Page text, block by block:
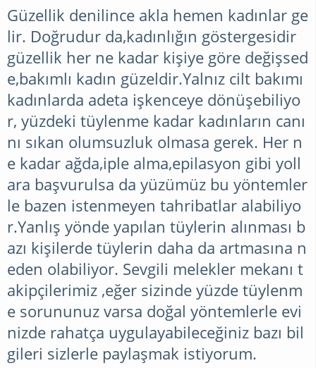
SAĞLIK
BEBEK
VE
ÇOCUK
BILGILER
GENEL
ALIŞVERIŞ
İSLAMI
BILGILER
Güzellik denilince akla hemen kadınlar ge
lir. Doğrudur da,kadınlığın göstergesidir
güzellik her ne kadar kişiye göre değişsed
e,bakımlı kadın güzeldir.Yalnız cilt bakımı
kadınlarda adeta işkenceye dönüşebiliyo
r, yüzdeki tüylenme kadar kadınların canı
nı sıkan olumsuzluk olmasa gerek. Her n
e kadar ağda,iple alma,epilasyon gibi yoll
ara başvurulsa da yüzümüz bu yöntemler
le bazen istenmeyen tahribatlar alabiliyo
r.Yanlış yönde yapılan tüylerin alınması b
azı kişilerde tüylerin daha da artmasına n
eden olabiliyor. Sevgili melekler mekanı t
akipçilerimiz ,eğer sizinde yüzde tüylenm
e sorununuz varsa doğal yöntemlerle evi
nizde rahatça uygulayabileceğiniz bazı bil
gileri sizlerle paylaşmak istiyorum.